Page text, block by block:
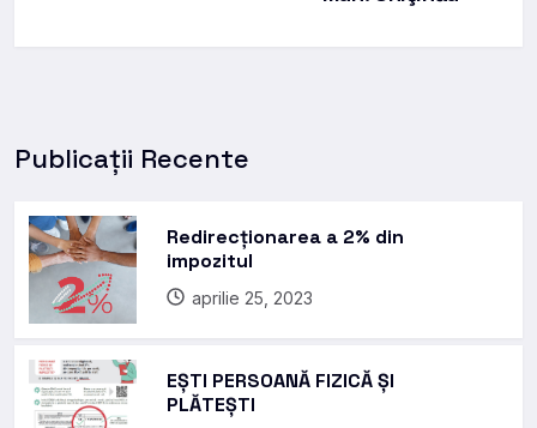
Publicații Recente
Redirecționarea a 2% din
impozitul
aprilie 25, 2023
EȘTI PERSOANĂ FIZICĂ ȘI
PLĂTEȘTI